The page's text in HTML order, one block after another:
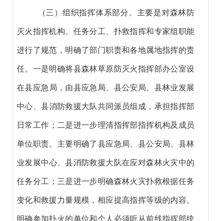
（三）组织指挥体系部分。 主要是对森林防
灭火指挥机构、任务分工、扑救指挥和专家组职能
进行了规范，明确了部门职责和各地属地指挥的责
任。一是明确将县森林草原防灭火指挥部办公室设
在县应急 局 ， 由县应急 局 县公安局 县林业发展
中心 、县消防救援大队共同派员组成 ， 承担指挥部
日常工作 ；二是进一步理清指挥部指挥机构及成员
单位职责。 主要明确了县应急 局 县公安局 县林
业发展中心、县消防救援大 队在应对森林火灾中的
任务分工 ； 三是进一步明确森林火灾扑救根据任务
变化和救援力量规模，相应提高指挥等级的内容。
明确参加扑火的单位和个人必须听从前线指挥部统